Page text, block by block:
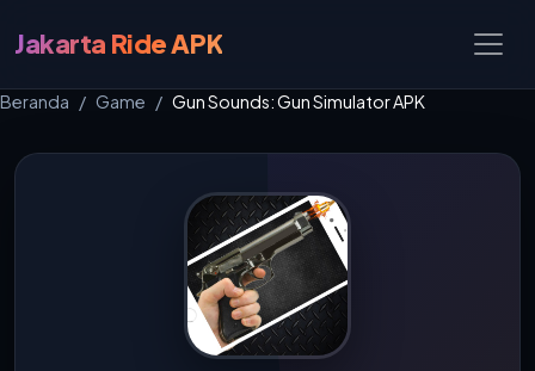
Jakarta Ride APK
Beranda Game Gun Sounds: Gun Simulator APK